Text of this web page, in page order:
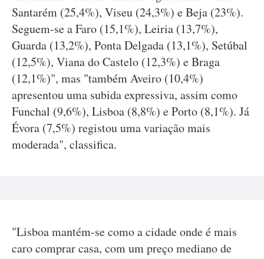
Santarém (25,4%), Viseu (24,3%) e Beja (23%).
Seguem-se a Faro (15,1%), Leiria (13,7%),
Guarda (13,2%), Ponta Delgada (13,1%), Setúbal
(12,5%), Viana do Castelo (12,3%) e Braga
(12,1%)", mas "também Aveiro (10,4%)
apresentou uma subida expressiva, assim como
Funchal (9,6%), Lisboa (8,8%) e Porto (8,1%). Já
Évora (7,5%) registou uma variação mais
moderada", classifica.
"Lisboa mantém-se como a cidade onde é mais
caro comprar casa, com um preço mediano de